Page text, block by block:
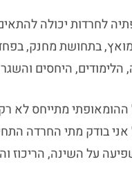
לחרדות יכולה
בתחושת מחנק,
הלימודים, היחסים
ההומאופתי מתייחס לא
אני בודק מתי החרדה
על השינה, הריכוז